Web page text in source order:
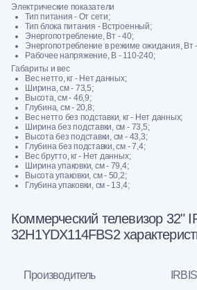
Электрические показатели
Тип питания - От сети;
Тип блока питания - Встроенный;
Энергопотребление, Вт - 40;
Энергопотребление в режиме ожидания, Вт
Рабочее напряжение, В - 110-240;
Габариты и вес
Вес нетто, кг - Нет данных;
Ширина, см - 73,5;
Высота, см - 46,9;
Глубина, см - 20,8;
Вес нетто без подставки, кг - Нет данных;
Ширина без подставки, см - 73,5;
Высота без подставки, см - 43,3;
Глубина без подставки, см - 7,4;
Вес брутто, кг - Нет данных;
Ширина упаковки, см - 79,4;
Высота упаковки, см - 50,2;
Глубина упаковки, см - 13,4;
Коммерческий телевизор 32"
32H1YDX114FBS2
Производитель IRBIS